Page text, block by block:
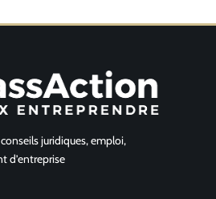
juridiques, emploi,
d’entreprise